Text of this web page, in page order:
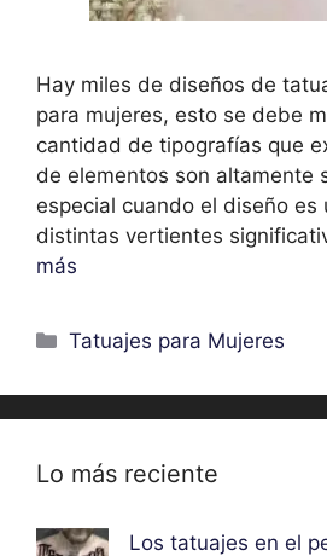
Hay miles de diseños de
para mujeres, esto se debe
cantidad de tipografías que
de elementos son altamente
especial cuando el diseño es
distintas vertientes
más
Categorías
Tatuajes para Mujeres
Lo más reciente
Los tatuajes en el